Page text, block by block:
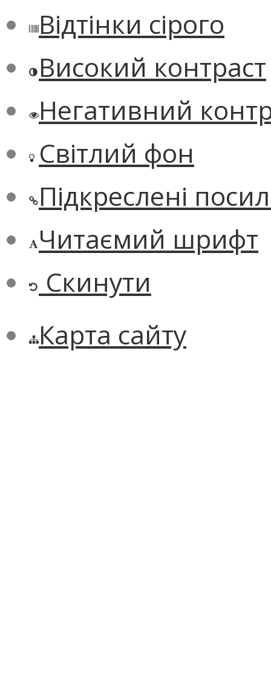
Відтінки сірого
Високий контраст
Негативний
Світлий фон
Підкреслені
Читаємий шрифт
Скинути
Карта сайту